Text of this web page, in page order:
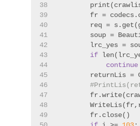
38
39
40
41
42
43
44
45
46
47
48
49
fr =
req =
soup =
lrc_yes =
if
continue
returnLis =
        fr.close()